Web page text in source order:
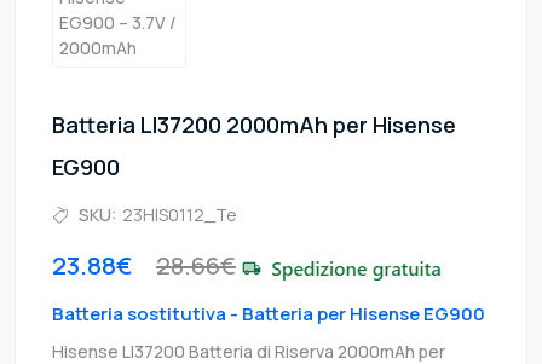
Batteria LI37200 2000mAh per Hisense
EG900
SKU: 23HIS0112_Te
23.88€ 28.66€
Batteria sostitutiva - Batteria per Hisense EG900
Hisense LI37200 Batteria di Riserva 2000mAh per